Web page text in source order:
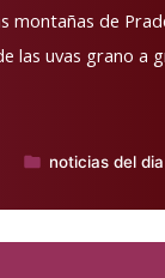
montañas de
las uvas grano a
Publicado
noticias del dia